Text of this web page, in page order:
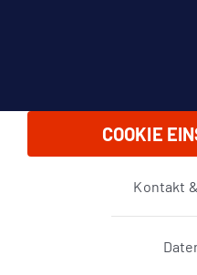
COOKIE
Kontakt